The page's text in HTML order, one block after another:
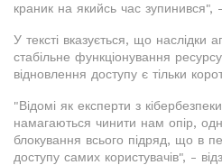
краник на якийсь час
У тексті вказується, що наслідки
стабільне функціонування
відновлення доступу є тільки
"Відомі як експерти з
намагаються чинити нам опір,
блокування всього підряд, що в
доступу самих користувачів", -